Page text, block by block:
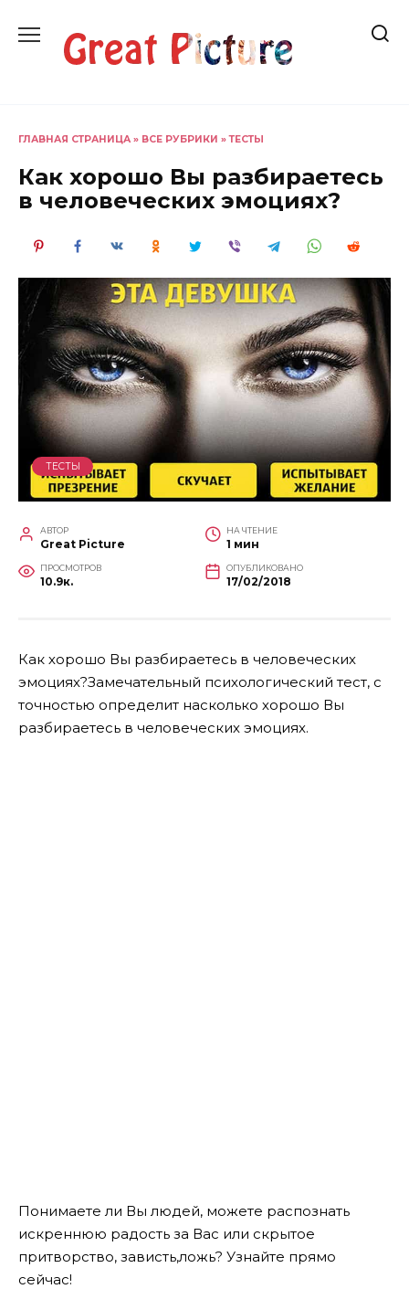
содержанию
ГЛАВНАЯ СТРАНИЦА » ВСЕ РУБРИКИ »ТЕСТЫ
Как хорошо Вы разбираетесь
в человеческих эмоциях?
ТЕСТЫ
АВТОР
Great Picture
НА ЧТЕНИЕ
1 мин
ПРОСМОТРОВ
10.9к.
ОПУБЛИКОВАНО
17/02/2018
Как хорошо Вы разбираетесь в человеческих
эмоциях?Замечательный психологический тест, с
точностью определит насколько хорошо Вы
разбираетесь в человеческих эмоциях.
Понимаете ли Вы людей, можете распознать
искреннюю радость за Вас или скрытое
притворство, зависть,ложь? Узнайте прямо
сейчас!